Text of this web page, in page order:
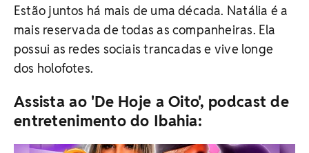
Estão juntos há mais de uma década. Natália é a
mais reservada de todas as companheiras. Ela
possui as redes sociais trancadas e vive longe
dos holofotes.
Assista ao 'De Hoje a Oito', podcast de
entretenimento do Ibahia: